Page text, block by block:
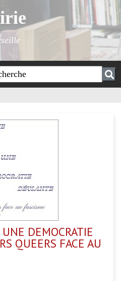
DEMOCRATIE
QUEERS FACE AU